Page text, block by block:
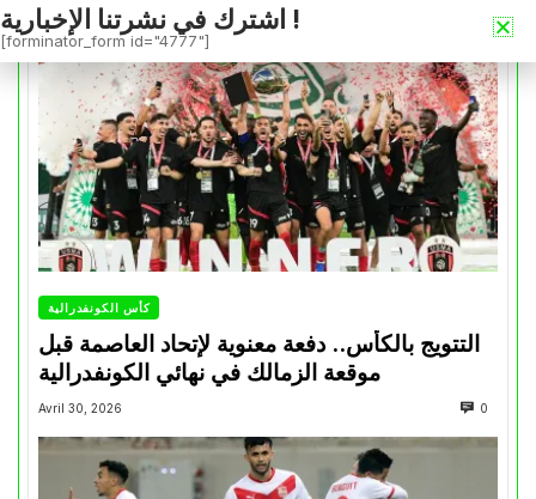
كأس الكونفدرالية
التتويج بالكأس.. دفعة معنوية لإتحاد العاصمة قبل
موقعة الزمالك في نهائي الكونفدرالية
Avril 30, 2026 0
اشترك في نشرتنا الإخبارية !
[forminator_form id="4777"]